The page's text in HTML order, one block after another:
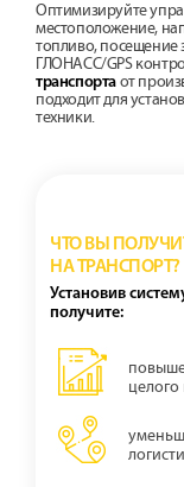
Оптимизируйте
местоположение,
топливо, посещение
ГЛОНАСС/GPS
транспорта от
подходит для
техники.
ЧТО ВЫ
НА ТРАНСПОРТ?
Установив
получите:
целого